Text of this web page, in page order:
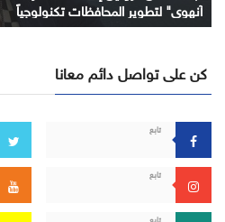
آنهوي" لتطوير المحافظات تكنولوجياً
كن على تواصل دائم معانا
تابع
تابع
تابع